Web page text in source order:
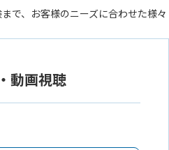
で、お客様のニーズに合わせた様々
動画視聴